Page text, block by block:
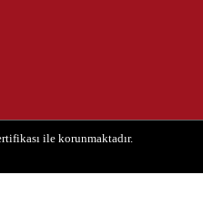
ile korunmaktadır.